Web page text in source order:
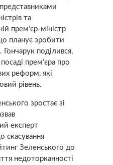
та
прем’єр-міністр
планує зробити
Гончарук поділився,
прем’єра про
реформ, які
рівень.
зростає зі
експерт
скасування
Зеленського до
недоторканності